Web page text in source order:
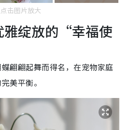
点击图片放大
雅绽放的“幸福使
翩翩起舞而得名，在宠物家庭
美平衡。